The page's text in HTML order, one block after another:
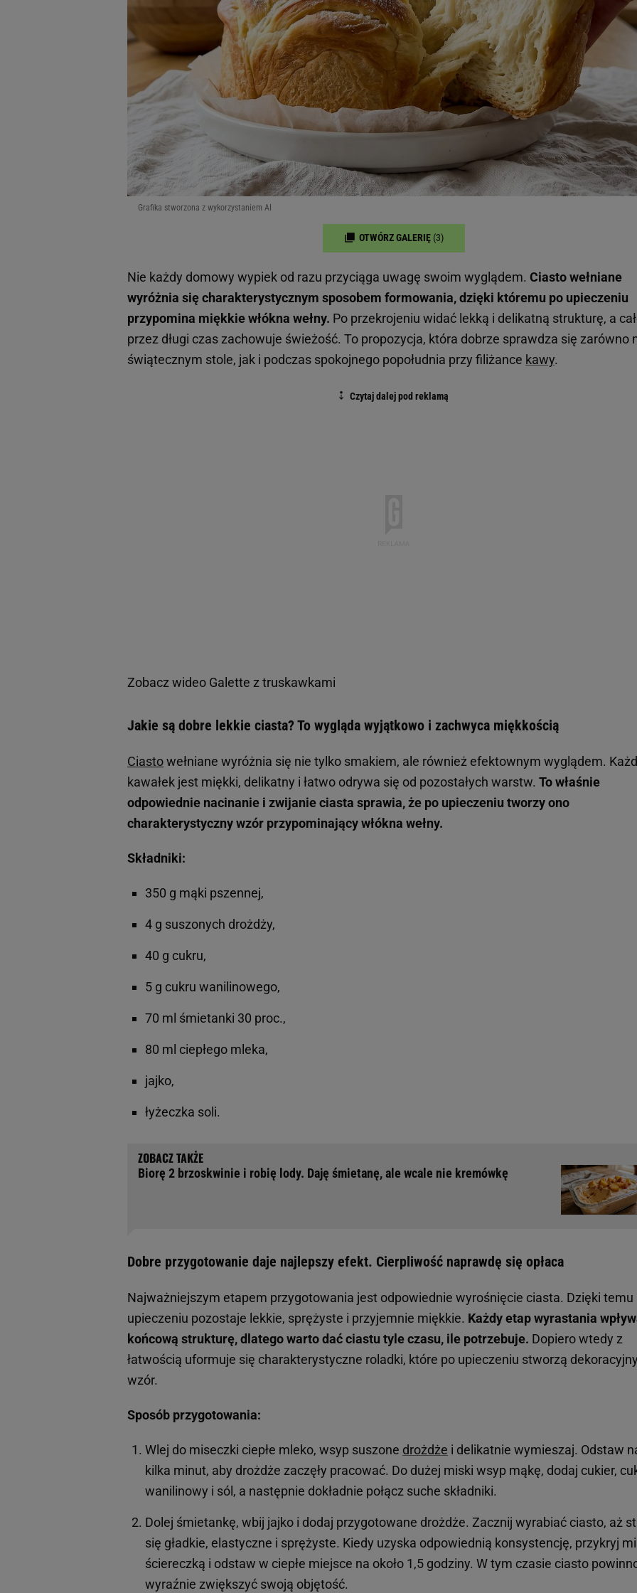
Grafika stworzona z wykorzystaniem AI
OTWÓRZ GALERIĘ (3)
Nie każdy domowy wypiek od razu przyciąga uwagę swoim wyglądem. Ciasto wełniane
wyróżnia się charakterystycznym sposobem formowania, dzięki któremu po upieczeniu
przypomina miękkie włókna wełny. Po przekrojeniu widać lekką i delikatną strukturę, a
przez długi czas zachowuje świeżość. To propozycja, która dobrze sprawdza się zarówno
świątecznym stole, jak i podczas spokojnego popołudnia przy filiżance kawy.
Zobacz wideo Galette z truskawkami
Jakie są dobre lekkie ciasta? To wygląda wyjątkowo i zachwyca miękkością
Ciastowełniane wyróżnia się nie tylko smakiem, ale również efektownym wyglądem.
kawałek jest miękki, delikatny i łatwo odrywa się od pozostałych warstw. To właśnie
odpowiednie nacinanie i zwijanie ciasta sprawia, że po upieczeniu tworzy ono
charakterystyczny wzór przypominający włókna wełny.
Składniki:
350 g mąki pszennej,
4 g suszonych drożdży,
40 g cukru,
5 g cukru wanilinowego,
70 ml śmietanki 30 proc.,
80 ml ciepłego mleka,
jajko,
łyżeczka soli.
Biorę 2 brzoskwinie i robię lody. Daję śmietanę, ale wcale nie kremówkę
Dobre przygotowanie daje najlepszy efekt. Cierpliwość naprawdę się opłaca
Najważniejszym etapem przygotowania jest odpowiednie wyrośnięcie ciasta. Dzięki temu
upieczeniu pozostaje lekkie, sprężyste i przyjemnie miękkie. Każdy etap wyrastania
końcową strukturę, dlatego warto dać ciastu tyle czasu, ile potrzebuje. Dopiero wtedy z
łatwością uformuje się charakterystyczne roladki, które po upieczeniu stworzą
wzór.
Sposób przygotowania:
Wlej do miseczki ciepłe mleko, wsyp suszone drożdże i delikatnie wymieszaj. Odstaw
kilka minut, aby drożdże zaczęły pracować. Do dużej miski wsyp mąkę, dodaj cukier,
wanilinowy i sól, a następnie dokładnie połącz suche składniki.
Dolej śmietankę, wbij jajko i dodaj przygotowane drożdże. Zacznij wyrabiać ciasto, aż
się gładkie, elastyczne i sprężyste. Kiedy uzyska odpowiednią konsystencję, przykryj
ściereczką i odstaw w ciepłe miejsce na około 1,5 godziny. W tym czasie ciasto
wyraźnie zwiększyć swoją objętość.